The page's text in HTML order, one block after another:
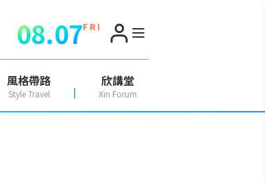
08.07F R I
風格帶路
Style Travel
欣講堂
Xin Forum